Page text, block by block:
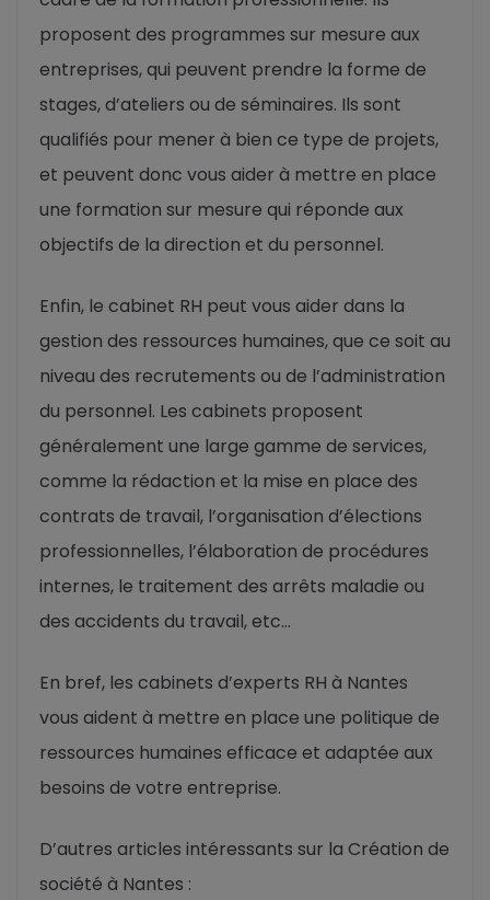
proposent des programmes sur mesure aux
entreprises, qui peuvent prendre la forme de
stages, d’ateliers ou de séminaires. Ils sont
qualifiés pour mener à bien ce type de projets,
et peuvent donc vous aider à mettre en place
une formation sur mesure qui réponde aux
objectifs de la direction et du personnel.
Enfin, le cabinet RH peut vous aider dans la
gestion des ressources humaines, que ce soit au
niveau des recrutements ou de l’administration
du personnel. Les cabinets proposent
généralement une large gamme de services,
comme la rédaction et la mise en place des
contrats de travail, l’organisation d’élections
professionnelles, l’élaboration de procédures
internes, le traitement des arrêts maladie ou
des accidents du travail, etc…
En bref, les cabinets d’experts RH à Nantes
vous aident à mettre en place une politique de
ressources humaines efficace et adaptée aux
besoins de votre entreprise.
D’autres articles intéressants sur la Création de
société à Nantes :